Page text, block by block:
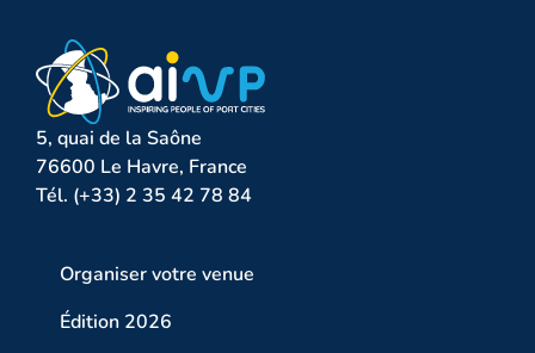
5, quai de la Saône
76600 Le Havre, France
Tél. (+33) 2 35 42 78 84
Organiser votre venue
Édition 2026